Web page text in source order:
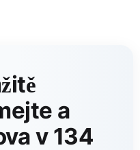
a
v 134